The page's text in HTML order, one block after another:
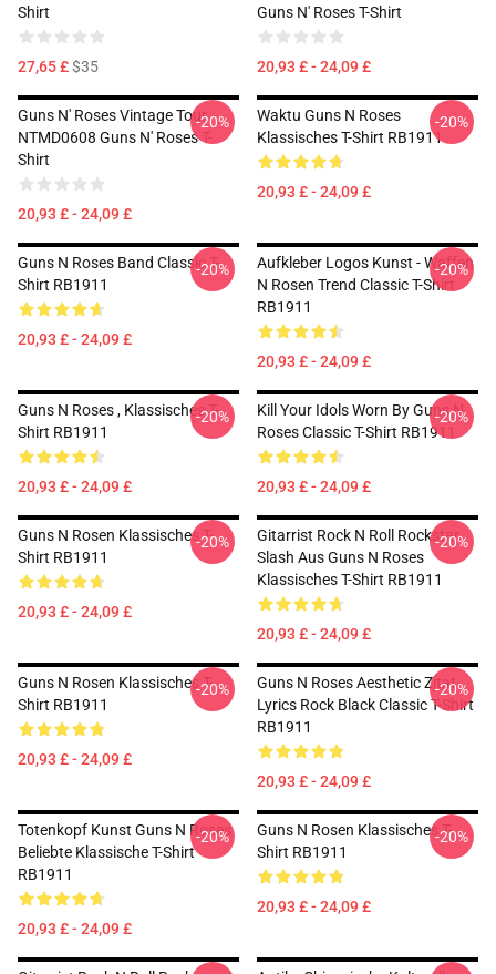
Shirt
27,65 £$35
Guns N' Roses T-Shirt
20,93 £ - 24,09 £
Guns N' Roses Vintage Tour
NTMD0608 Guns N' Roses T-
Shirt
20,93 £ - 24,09 £
-20%
Waktu Guns N Roses
Klassisches T-Shirt RB1911
20,93 £ - 24,09 £
-20%
Guns N Roses Band Classic T-
Shirt RB1911
20,93 £ - 24,09 £
-20%
Aufkleber Logos Kunst - Waffen
N Rosen Trend Classic T-Shirt
RB1911
20,93 £ - 24,09 £
-20%
Guns N Roses , Klassisches T-
Shirt RB1911
20,93 £ - 24,09 £
-20%
Kill Your Idols Worn By Guns N
Roses Classic T-Shirt RB1911
20,93 £ - 24,09 £
-20%
Guns N Rosen Klassisches T-
Shirt RB1911
20,93 £ - 24,09 £
-20%
Gitarrist Rock N Roll Rockstar
Slash Aus Guns N Roses
Klassisches T-Shirt RB1911
20,93 £ - 24,09 £
-20%
Guns N Rosen Klassisches T-
Shirt RB1911
20,93 £ - 24,09 £
-20%
Guns N Roses Aesthetic Zitat
Lyrics Rock Black Classic T-Shirt
RB1911
20,93 £ - 24,09 £
-20%
Totenkopf Kunst Guns N Roses
Beliebte Klassische T-Shirt
RB1911
20,93 £ - 24,09 £
-20%
Guns N Rosen Klassisches T-
Shirt RB1911
20,93 £ - 24,09 £
-20%